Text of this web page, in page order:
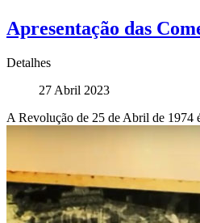
Apresentação das
Detalhes
27 Abril 2023
A Revolução de 25 de Abril de 1974